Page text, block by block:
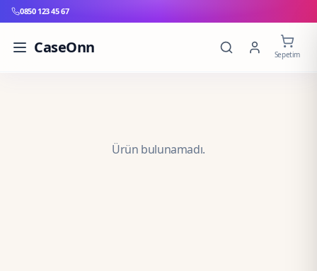
0850 123 45 67
CaseOnn Sepetim
Ürün bulunamadı.